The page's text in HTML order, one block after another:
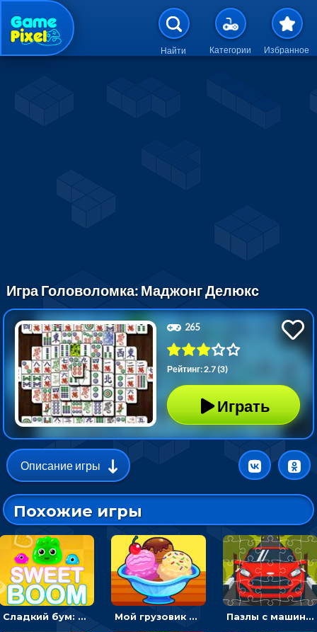
Перейти к основному
Найти Категории Избранное
Игра Головоломка: Маджонг Делюкс
265
Рейтинг: 2.7 (3)
Играть
Описание игры
Похожие игры
Сладкий бум: тапнуть, чтобы взорвать желейки - головоломка Мой грузовик с мороженным: принимать заказы и готовить десерты Пазлы с машинами Форд: собирать картинки и открывать новые